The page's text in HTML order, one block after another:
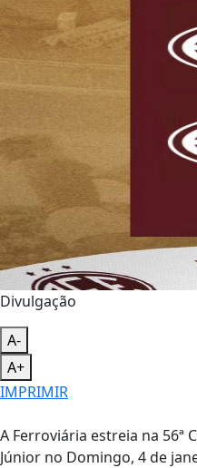
Divulgação
A-
A+
IMPRIMIR
A Ferroviária estreia na 56ª
Júnior no Domingo, 4 de